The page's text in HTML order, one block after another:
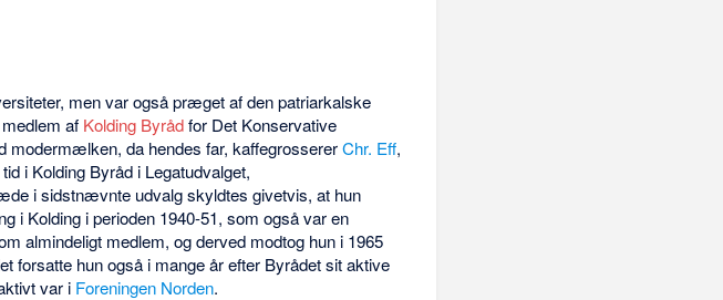
men var også præget af den patriarkalske
af Kolding Byrådfor Det Konservative
modermælken, da hendes far, kaffegrossererChr. Eff,
i Kolding Byråd i Legatudvalget,
i sidstnævnte udvalg skyldtes givetvis, at hun
i Kolding i perioden 1940-51, som også var en
almindeligt medlem, og derved modtog hun i 1965
forsatte hun også i mange år efter Byrådet sit aktive
var i Foreningen Norden.